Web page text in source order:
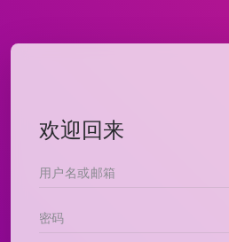
欢迎回来